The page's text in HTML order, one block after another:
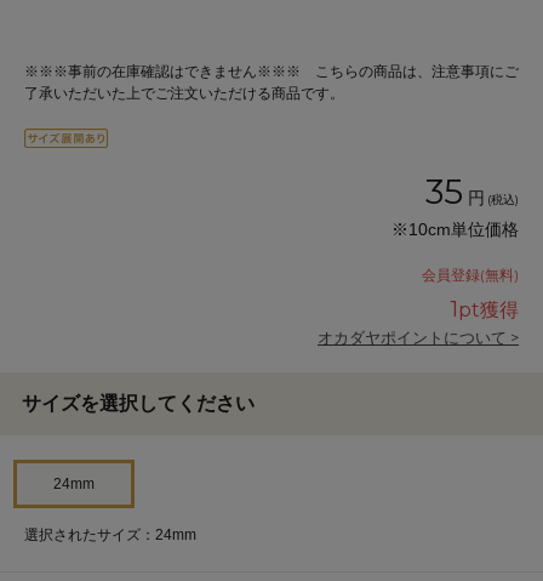
※※※事前の在庫確認はできません※※※ こちらの商品は、注意事項にご
了承いただいた上でご注文いただける商品です。
35 円 (税込)
※10cm単位価格
会員登録(無料)
1pt獲得
オカダヤポイントについて >
サイズを選択してください
24mm
選択されたサイズ：24mm